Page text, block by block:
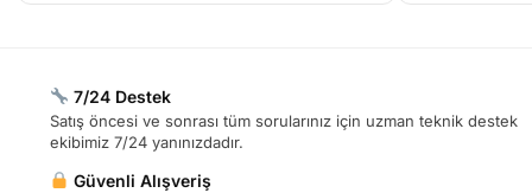
7/24 Destek
Satış öncesi ve sonrası tüm sorularınız için uzman teknik destek
ekibimiz 7/24 yanınızdadır.
Güvenli Alışveriş